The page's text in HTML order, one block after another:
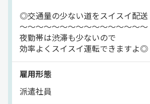
運転する道は決まっているので
一度、覚えてしまえば
後は繰り返すだけでOKです。
⇒女性ドライバーも活躍中！
重い荷物はありませんので
力仕事に自信のない方も
◎交通量の少ない道をスイスイ配送
～～～～～～～～～～～～～～～～
夜勤帯は渋滞も少ないので
効率よくスイスイ運転できますよ◎
雇用形態
派遣社員